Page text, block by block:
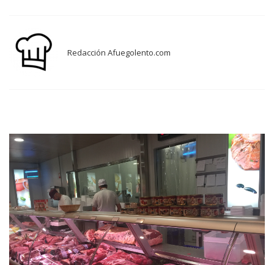
Redacción Afuegolento.com